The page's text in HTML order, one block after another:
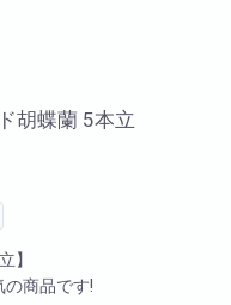
胡蝶蘭 5本立
】
商品です!